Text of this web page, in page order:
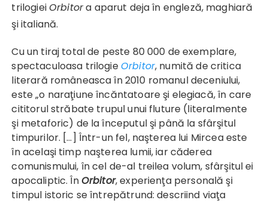
trilogieiOrbitora aparut deja în engleză, maghiară
şi italiană.
Cu un tiraj total de peste 80 000 de exemplare,
spectaculoasa trilogieOrbitor, numită de critica
literară româneasca în 2010 romanul deceniului,
este „o naraţiune încăntatoare şi elegiacă, în care
cititorul străbate trupul unui fluture (literalmente
şi metaforic) de la începutul şi până la sfârşitul
timpurilor. […] Într-un fel, naşterea lui Mircea este
în acelaşi timp naşterea lumii, iar căderea
comunismului, în cel de-al treilea volum, sfârşitul ei
apocaliptic. ÎnOrbitor, experienţa personală şi
timpul istoric se întrepătrund: descriind viaţa